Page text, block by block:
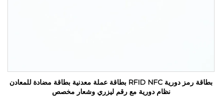
بطاقة رمز دورية RFID NFC بطاقة عملة معدنية بطاقة مضادة للمعادن
نظام دورية مع رقم ليزري وشعار مخصص